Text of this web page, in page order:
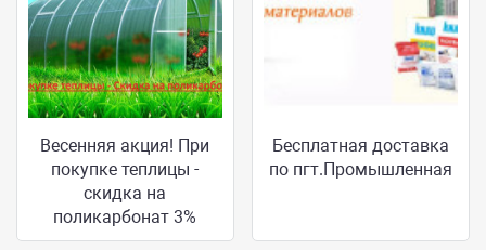
Весенняя акция! При
покупке теплицы -
скидка на
поликарбонат 3%
Бесплатная доставка
по пгт.Промышленная